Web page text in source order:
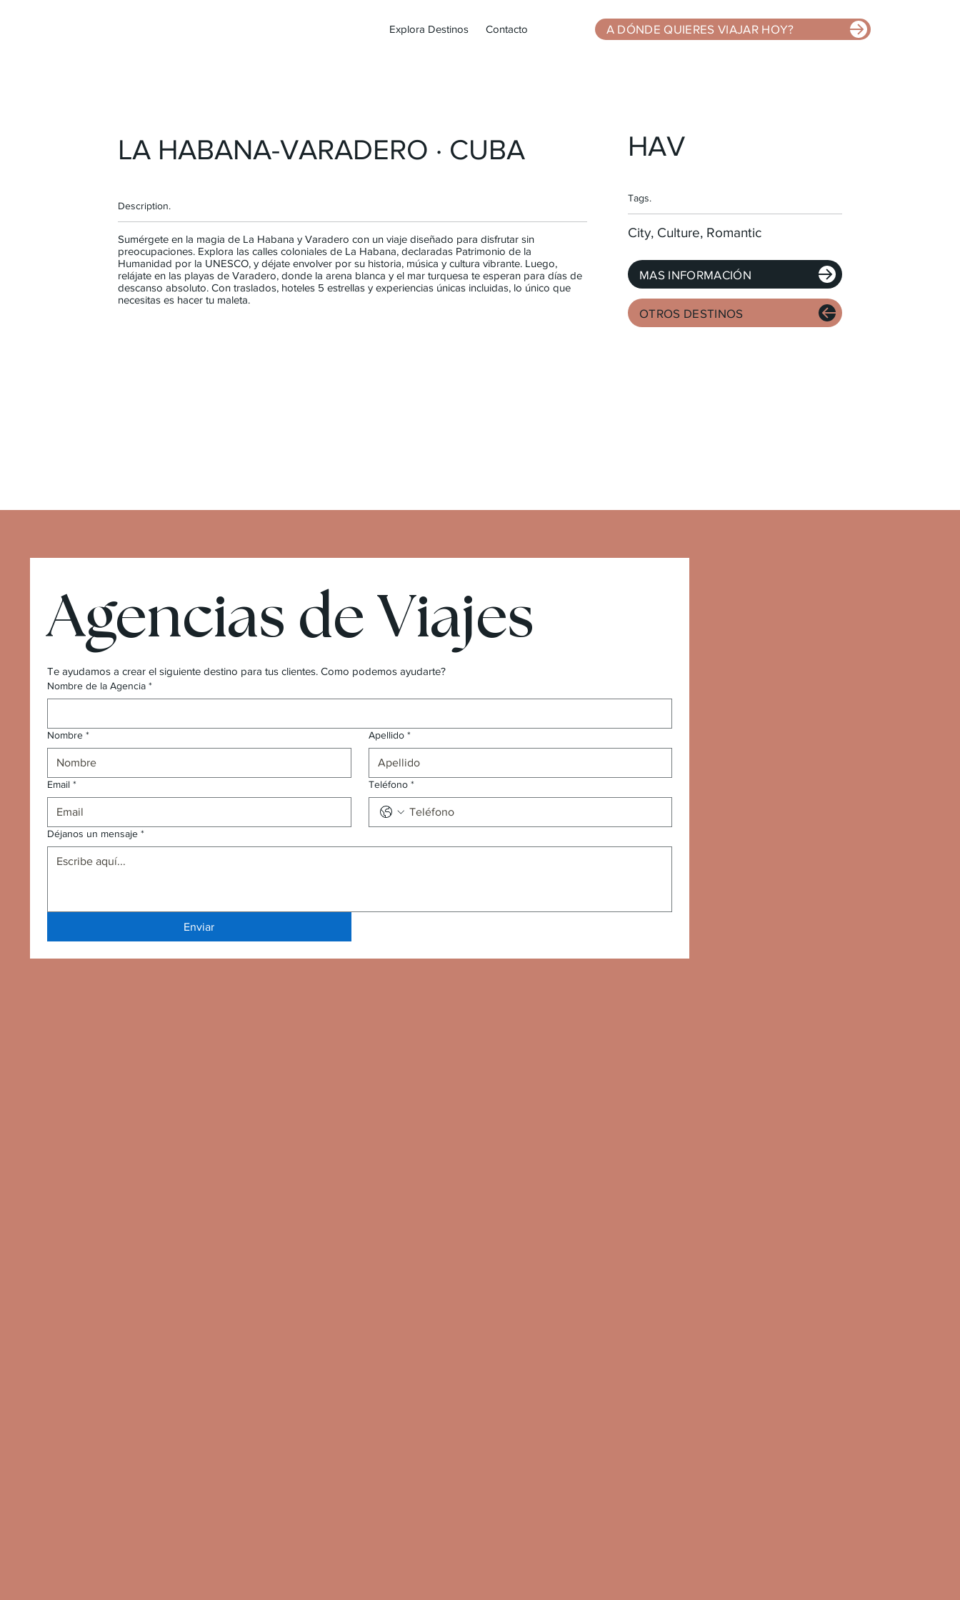
Explora Destinos Contacto A DÓNDE QUIERES VIAJAR HOY?
LA HABANA-VARADERO · CUBA
Description.
Sumérgete en la magia de La Habana y Varadero con un viaje diseñado para disfrutar sin
preocupaciones. Explora las calles coloniales de La Habana, declaradas Patrimonio de la
Humanidad por la UNESCO, y déjate envolver por su historia, música y cultura vibrante. Luego,
relájate en las playas de Varadero, donde la arena blanca y el mar turquesa te esperan para días de
descanso absoluto. Con traslados, hoteles 5 estrellas y experiencias únicas incluidas, lo único que
necesitas es hacer tu maleta.
HAV
Tags.
City, Culture, Romantic
MAS INFORMACIÓN
OTROS DESTINOS
Agencias de Viajes
Te ayudamos a crear el siguiente destino para tus clientes. Como podemos ayudarte?
Nombre de la Agencia *
Nombre * Apellido *
Email * Teléfono *
Déjanos un mensaje *
Enviar